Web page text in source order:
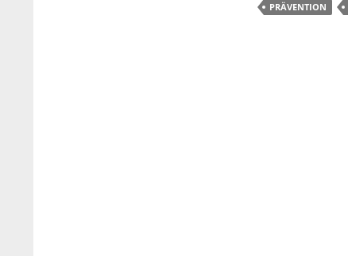
PRÄVENTION